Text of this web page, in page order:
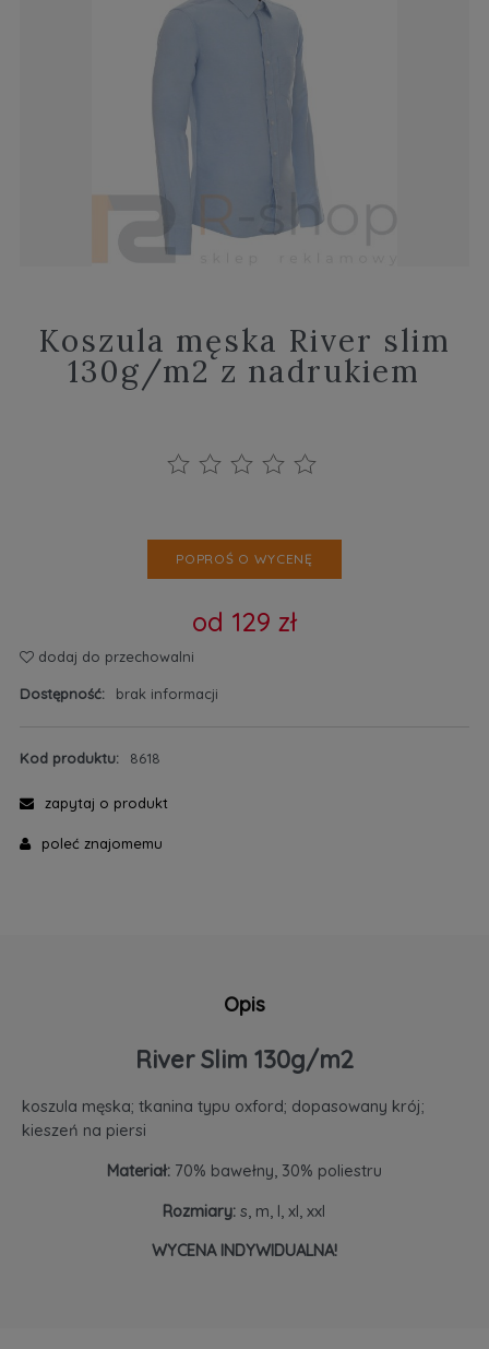
Koszula męska River slim
130g/m2 z nadrukiem
POPROŚ O WYCENĘ
od 129 zł
dodaj do przechowalni
Dostępność: brak informacji
Kod produktu: 8618
zapytaj o produkt
poleć znajomemu
Opis
River Slim 130g/m2
koszula męska; tkanina typu oxford; dopasowany krój;
kieszeń na piersi
Materiał:70% bawełny, 30% poliestru
Rozmiary: s, m, l, xl, xxl
WYCENA INDYWIDUALNA!